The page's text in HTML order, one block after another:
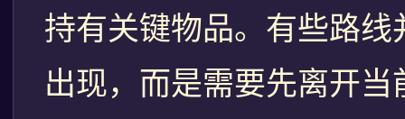
持有关键物品。有些路
出现，而是需要先离开